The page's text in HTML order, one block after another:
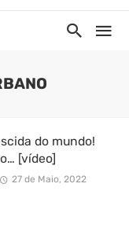
do mundo!
[vídeo]
27 de Maio, 2022